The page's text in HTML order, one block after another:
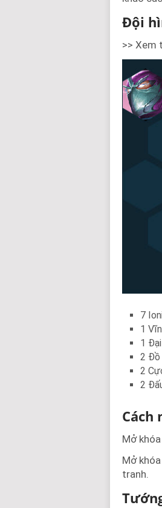
Đội
>> Xem
7
1
1
2
2
2
Cách
Mở khóa
Mở khóa
tranh.